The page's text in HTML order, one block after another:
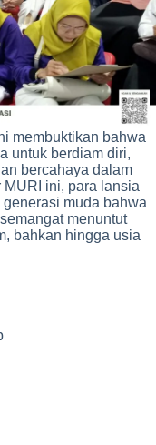
membuktikan bahwa
untuk berdiam diri,
bercahaya dalam
ini, para lansia
muda bahwa
menuntut
bahkan hingga usia